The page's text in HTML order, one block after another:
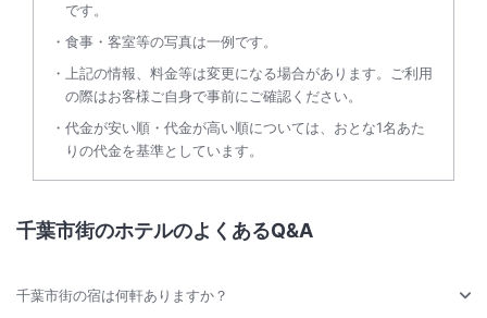
です。
食事・客室等の写真は一例です。
上記の情報、料金等は変更になる場合があります。ご利用
の際はお客様ご自身で事前にご確認ください。
代金が安い順・代金が高い順については、おとな1名あた
りの代金を基準としています。
千葉市街のホテルのよくあるQ&A
千葉市街の宿は何軒ありますか？